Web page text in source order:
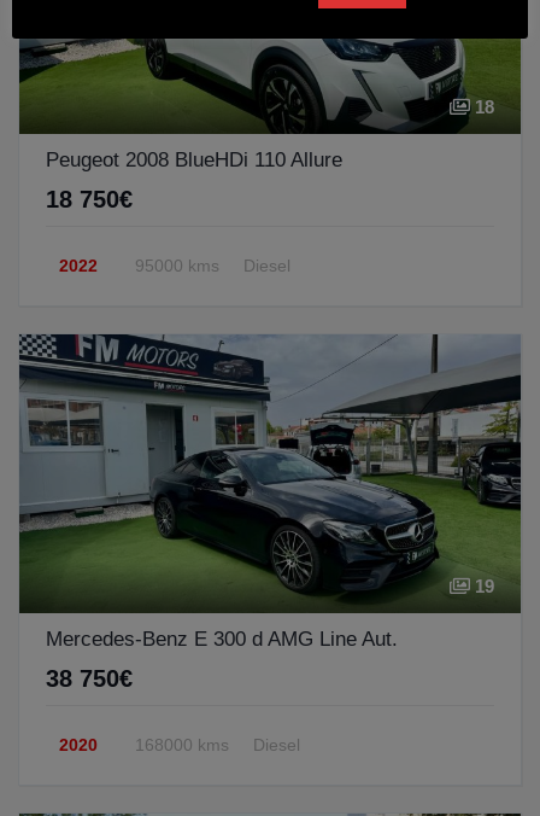
18
Peugeot 2008 BlueHDi 110 Allure
18 750€
2022 95000 kms Diesel
19
Mercedes-Benz E 300 d AMG Line Aut.
38 750€
2020 168000 kms Diesel